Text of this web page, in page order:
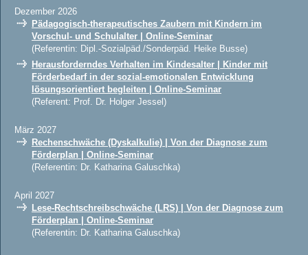
Dezember 2026
Pädagogisch-therapeutisches Zaubern mit Kindern im
Vorschul- und Schulalter | Online-Seminar
(Referentin: Dipl.-Sozialpäd./Sonderpäd. Heike Busse)
Herausforderndes Verhalten im Kindesalter | Kinder mit
Förderbedarf in der sozial-emotionalen Entwicklung
lösungsorientiert begleiten | Online-Seminar
(Referent: Prof. Dr. Holger Jessel)
März 2027
Rechenschwäche (Dyskalkulie) | Von der Diagnose zum
Förderplan | Online-Seminar
(Referentin: Dr. Katharina Galuschka)
April 2027
Lese-Rechtschreibschwäche (LRS) | Von der Diagnose zum
Förderplan | Online-Seminar
(Referentin: Dr. Katharina Galuschka)